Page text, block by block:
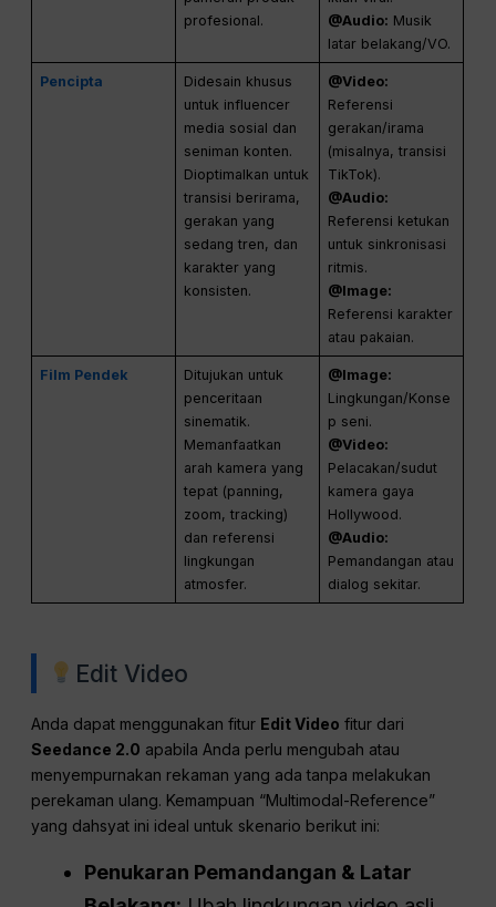
profesional.
@Audio: Musik
latar belakang/VO.
Pencipta
Didesain khusus
untuk influencer
media sosial dan
seniman konten.
Dioptimalkan untuk
transisi berirama,
gerakan yang
sedang tren, dan
karakter yang
konsisten.
@Video:
Referensi
gerakan/irama
(misalnya, transisi
TikTok).
@Audio:
Referensi ketukan
untuk sinkronisasi
ritmis.
@Image:
Referensi karakter
atau pakaian.
Film Pendek
Ditujukan untuk
penceritaan
sinematik.
Memanfaatkan
arah kamera yang
tepat (panning,
zoom, tracking)
dan referensi
lingkungan
atmosfer.
@Image:
Lingkungan/Konse
p seni.
@Video:
Pelacakan/sudut
kamera gaya
Hollywood.
@Audio:
Pemandangan atau
dialog sekitar.
Edit Video
Anda dapat menggunakan fitur Edit Video fitur dari
Seedance 2.0 apabila Anda perlu mengubah atau
menyempurnakan rekaman yang ada tanpa melakukan
perekaman ulang. Kemampuan “Multimodal-Reference”
yang dahsyat ini ideal untuk skenario berikut ini:
Penukaran Pemandangan & Latar